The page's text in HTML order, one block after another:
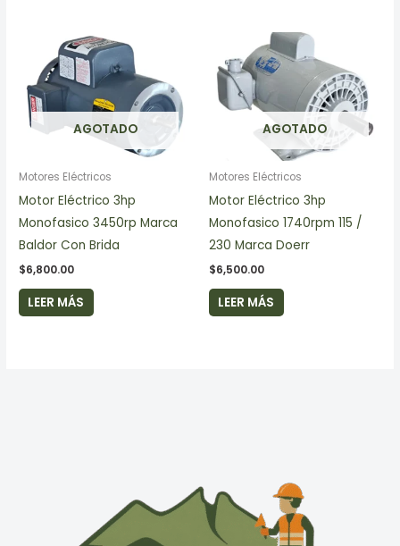
AGOTADO
Motores Eléctricos
Motor Eléctrico 3hp
Monofasico 3450rp Marca
Baldor Con Brida
$6,800.00
LEER MÁS
AGOTADO
Motores Eléctricos
Motor Eléctrico 3hp
Monofasico 1740rpm 115 /
230 Marca Doerr
$6,500.00
LEER MÁS